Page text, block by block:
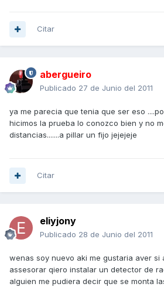
Citar
abergueiro
Publicado 27 de Junio del 2011
ya me parecia que tenia que ser eso
hicimos la prueba lo conozco bien y no
distancias.......a pillar un fijo jejejeje
Citar
eliyjony
Publicado 28 de Junio del 2011
wenas soy nuevo aki me gustaria aver si
assesorar qiero instalar un detector de
alguien me pudiera decir que se monta